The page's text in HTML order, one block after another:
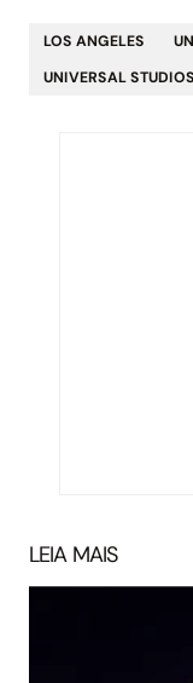
LOS ANGELES
UNIVERSAL
LEIA MAIS